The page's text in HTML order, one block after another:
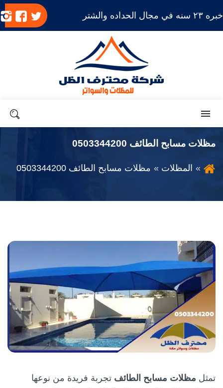
خبره ٢٣ سنه في مجال الحداده والشتر
تابعنا
علىعلى
مظلات مسابح الطائف 0503344200
المظلات مظلات مسابح الطائف 0503344200
تمثل مظلات مسابح الطائف تجربة فريدة من نوعها